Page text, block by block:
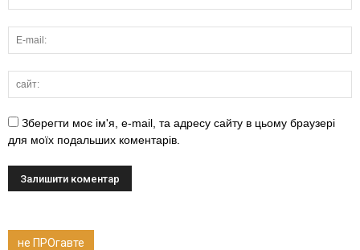
Зберегти моє ім'я, e-mail, та адресу сайту в цьому браузері
для моїх подальших коментарів.
не ПРОгавте